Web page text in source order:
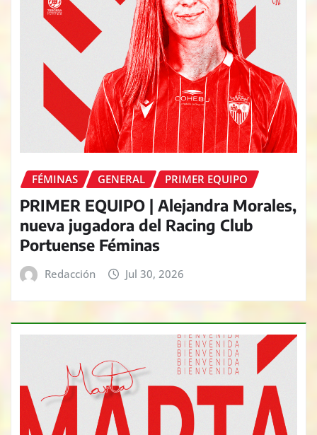
FÉMINAS GENERAL PRIMER EQUIPO
PRIMER EQUIPO | Alejandra Morales,
nueva jugadora del Racing Club
Portuense Féminas
Redacción Jul 30, 2026